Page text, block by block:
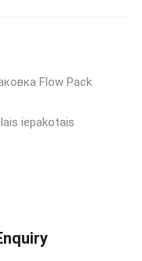
Flow Pack
iepakotais